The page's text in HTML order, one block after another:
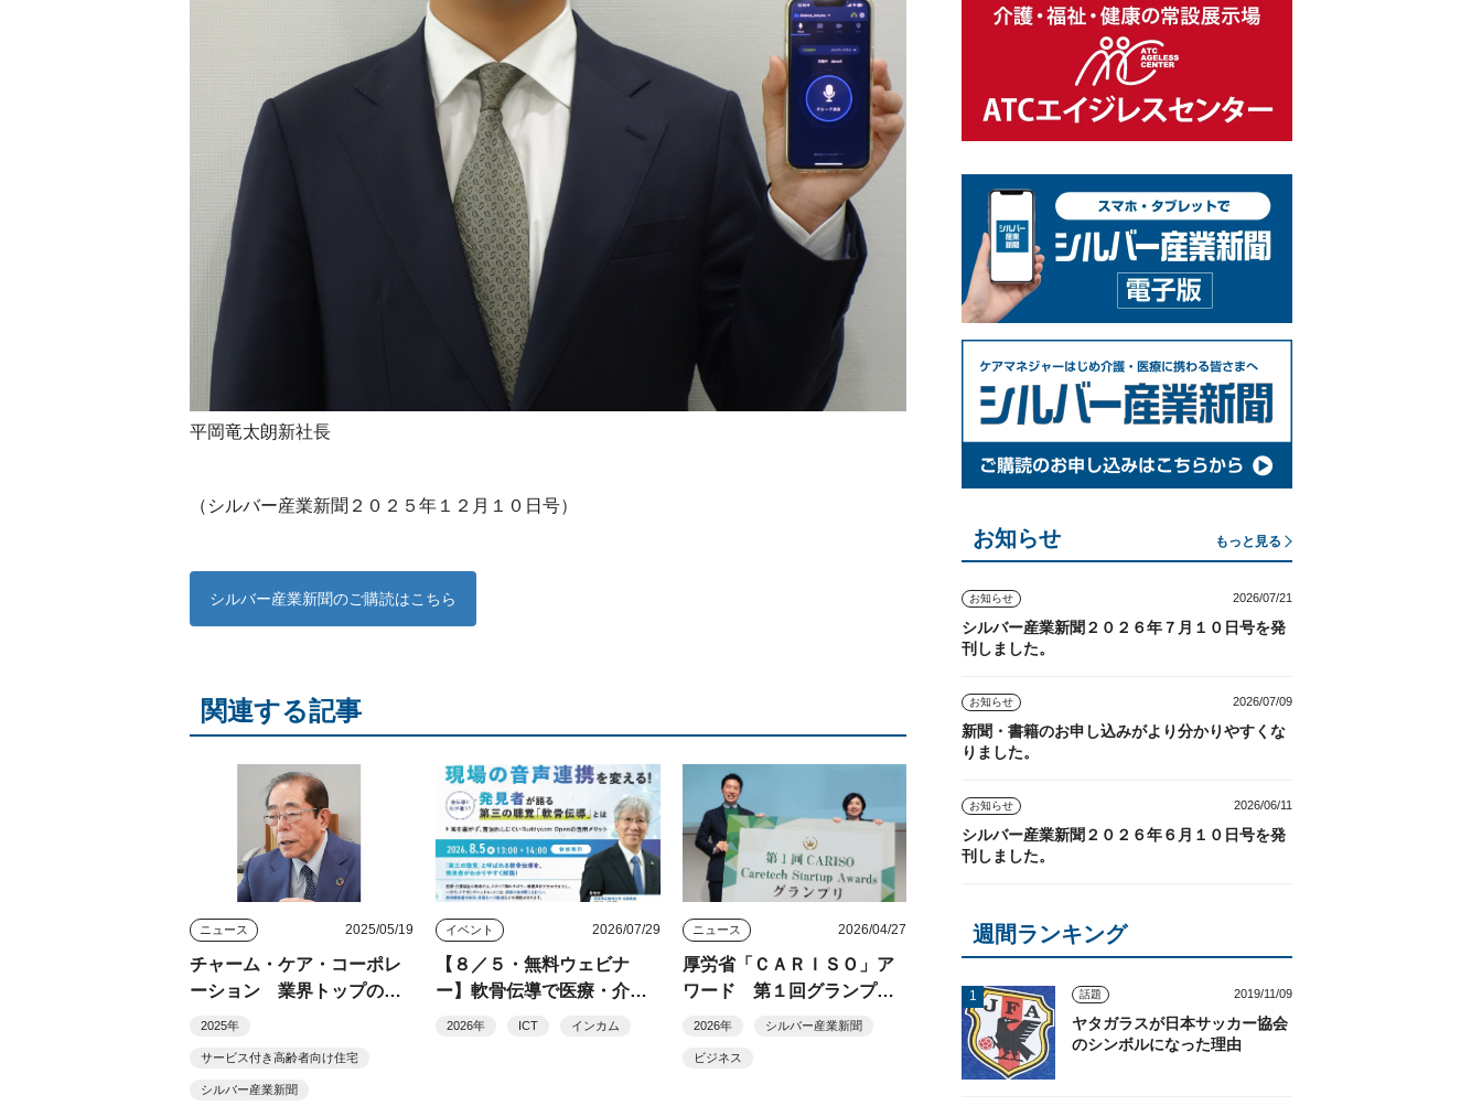
平岡竜太朗新社長
（シルバー産業新聞２０２５年１２月１０日号）
シルバー産業新聞のご購読はこちら
関連する記事
ニュース 2025/05/19
チャーム・ケア・コーポレ
ーション 業界トップの給
与、評価方法で「質の高い
2025年
サービス付き高齢者向け住宅
シルバー産業新聞
イベント 2026/07/29
【８／５・無料ウェビナ
ー】軟骨伝導で医療・介護
現場の音声連携を改善
2026年 ICT インカム
ニュース 2026/04/27
厚労省「ＣＡＲＩＳＯ」ア
ワード 第１回グランプリ
にａｂａ
2026年 シルバー産業新聞
ビジネス
お知らせ もっと見る
お知らせ 2026/07/21
シルバー産業新聞２０２６年７月１０日号を発
刊しました。
お知らせ 2026/07/09
新聞・書籍のお申し込みがより分かりやすくな
りました。
お知らせ 2026/06/11
シルバー産業新聞２０２６年６月１０日号を発
刊しました。
週間ランキング
話題 2019/11/09
ヤタガラスが日本サッカー協会
のシンボルになった理由